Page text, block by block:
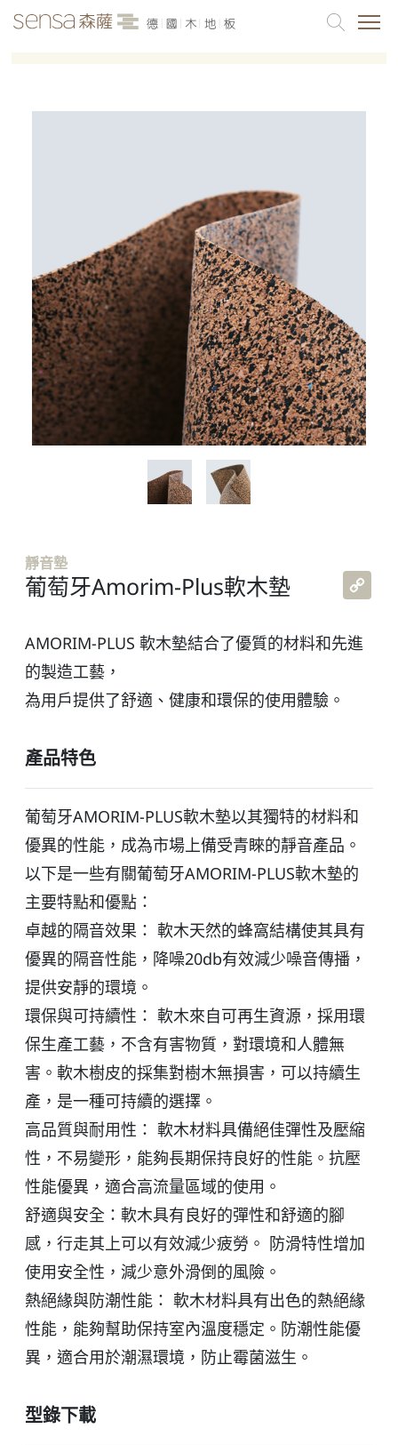
案例分享
聯絡我們
靜音墊
葡萄牙Amorim-Plus軟木墊
AMORIM-PLUS 軟木墊結合了優質的材料和先進
的製造工藝，
為用戶提供了舒適、健康和環保的使用體驗。
產品特色
葡萄牙AMORIM-PLUS軟木墊以其獨特的材料和
優異的性能，成為市場上備受青睞的靜音產品。
以下是一些有關葡萄牙AMORIM-PLUS軟木墊的
主要特點和優點：
卓越的隔音效果： 軟木天然的蜂窩結構使其具有
優異的隔音性能，降噪20db有效減少噪音傳播，
提供安靜的環境。
環保與可持續性： 軟木來自可再生資源，採用環
保生產工藝，不含有害物質，對環境和人體無
害。軟木樹皮的採集對樹木無損害，可以持續生
產，是一種可持續的選擇。
高品質與耐用性： 軟木材料具備絕佳彈性及壓縮
性，不易變形，能夠長期保持良好的性能。抗壓
性能優異，適合高流量區域的使用。
舒適與安全：軟木具有良好的彈性和舒適的腳
感，行走其上可以有效減少疲勞。 防滑特性增加
使用安全性，減少意外滑倒的風險。
熱絕緣與防潮性能： 軟木材料具有出色的熱絕緣
性能，能夠幫助保持室內溫度穩定。防潮性能優
異，適合用於潮濕環境，防止霉菌滋生。
型錄下載